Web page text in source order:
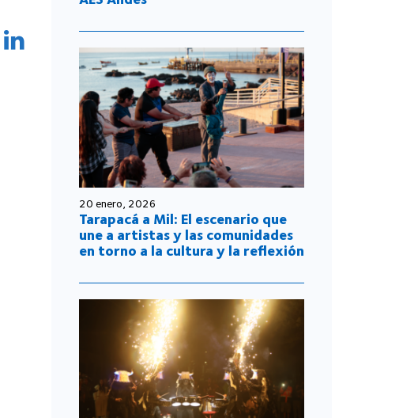
20 enero, 2026
Tarapacá a Mil: El escenario que
une a artistas y las comunidades
en torno a la cultura y la reflexión